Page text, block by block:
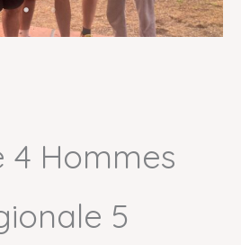
4 Hommes
5